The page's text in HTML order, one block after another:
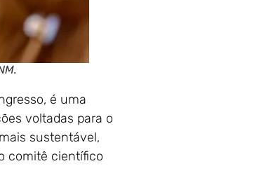
é uma
voltadas para o
sustentável,
comitê científico